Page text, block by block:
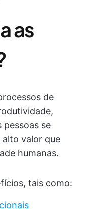
as
de
pessoas se
alto valor que
humanas.
tais como: